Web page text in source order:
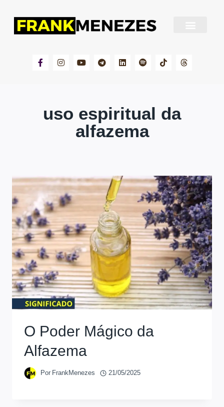
uso espiritual da
alfazema
O Poder Mágico da
Alfazema
Por FrankMenezes 21/05/2025